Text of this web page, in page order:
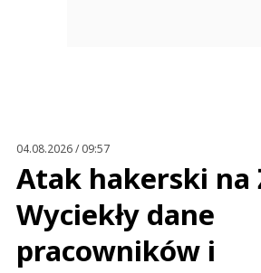
04.08.2026 / 09:57
Atak hakerski na
Wyciekły dane
pracowników i